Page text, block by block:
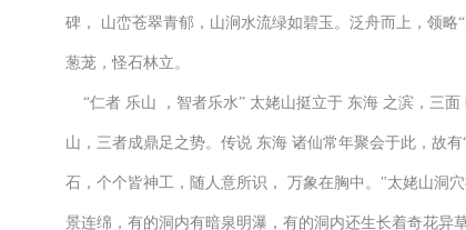
碑， 山峦苍翠青郁，山涧水流绿如碧玉。泛舟而上，领
葱茏，怪石林立。
“仁者 乐山 ，智者乐水” 太姥山挺立于 东海 之滨，三
山，三者成鼎足之势。传说 东海 诸仙常年聚会于此，故
石，个个皆神工，随人意所识， 万象在胸中。"太姥山洞
景连绵，有的洞内有暗泉明瀑，有的洞内还生长着奇花异